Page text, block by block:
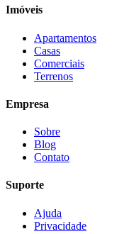
Imóveis
Apartamentos
Casas
Comerciais
Terrenos
Empresa
Sobre
Blog
Contato
Suporte
Ajuda
Privacidade